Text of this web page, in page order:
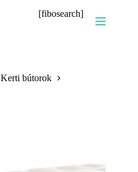
[fibosearch]
Kerti bútorok